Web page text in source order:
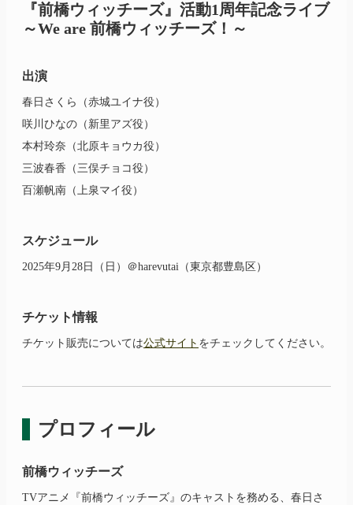
『前橋ウィッチーズ』 活動1周年記念ライブ
～We are 前橋ウィッチーズ！～
出演
春日さくら（赤城ユイナ役）
咲川ひなの（新里アズ役）
本村玲奈（北原キョウカ役）
三波春香（三俣チョコ役）
百瀬帆南（上泉マイ役）
スケジュール
2025年9月28日（日）＠harevutai（東京都豊島区）
チケット情報
チケット販売については公式サイト をチェックしてください。
プロフィール
前橋ウィッチーズ
TVアニメ『前橋ウィッチーズ』のキャストを務める、春日さ